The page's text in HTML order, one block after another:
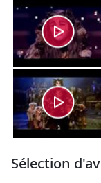
Sélection